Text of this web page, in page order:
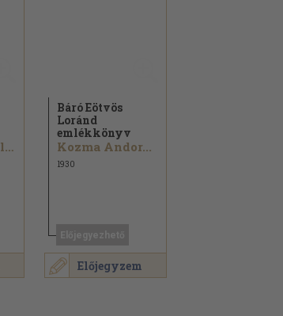
Berzeviczy Albert...
Előjegyzem
Báró Eötvös
Loránd
emlékkönyv
Kozma Andor...
1930